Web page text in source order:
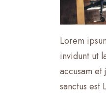
Lorem
invidunt ut
accusam
sanctus est